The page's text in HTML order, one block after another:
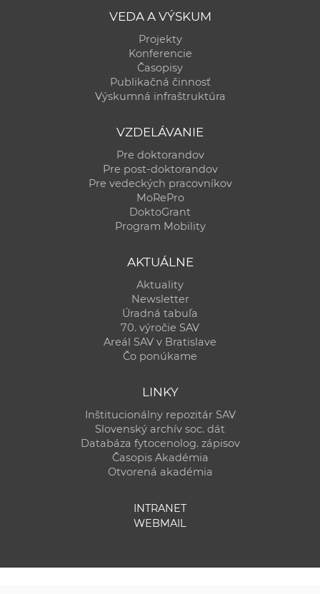
VEDA A VÝSKUM
Projekty
Konferencie
Časopisy
Publikačná činnosť
Výskumná infraštruktúra
VZDELÁVANIE
Pre doktorandov
Pre post-doktorandov
Pre vedeckých pracovníkov
MoRePro
DoktoGrant
Program Mobility
AKTUÁLNE
Aktuality
Newsletter
Úradná tabuľa
70. výročie SAV
Areál SAV v Bratislave
Čo ponúkame
LINKY
Inštitucionálny repozitár SAV
Slovenský archív soc. dát
Databáza fytocenolog. zápisov
Časopis Akadémia
Otvorená akadémia
INTRANET
WEBMAIL